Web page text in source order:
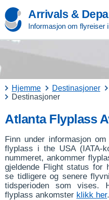
Arrivals &
Informasjon om flyreiser
Hjemme Destinasjoner
Destinasjoner
Atlanta Flyplass
Finn under informasjon
flyplass i the USA (IATA-
nummeret, ankommer
gjeldende Flight status for
se tidligere og senere
tidsperioden som vises.
flyplass ankomster klikk her.